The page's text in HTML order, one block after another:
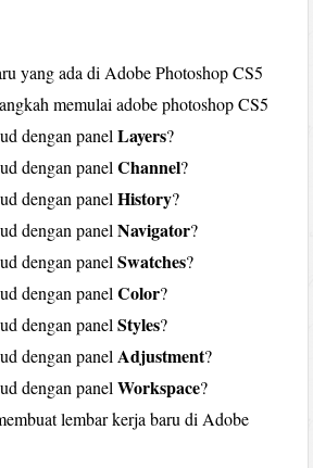
yang ada di Adobe Photoshop CS5
memulai adobe photoshop CS5
dengan panelLayers?
dengan panelChannel?
dengan panelHistory?
dengan panelNavigator?
dengan panelSwatches?
dengan panelColor?
dengan panelStyles?
dengan panel Adjustment?
dengan panelWorkspace?
lembar kerja baru di Adobe